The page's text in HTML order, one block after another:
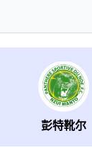
彭特靴尔